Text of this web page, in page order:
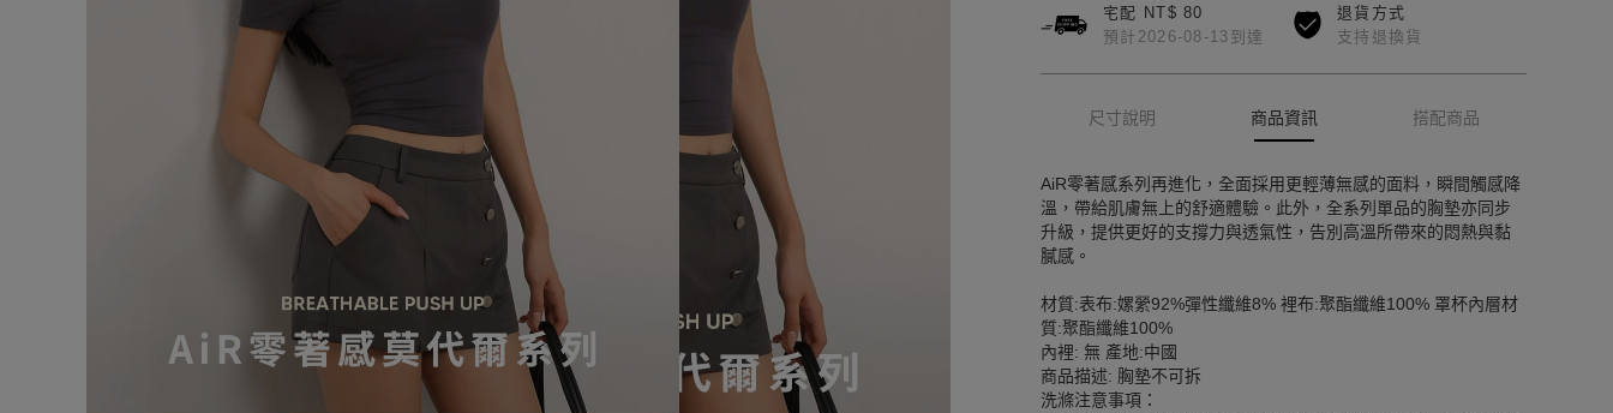
宅配 NT$ 80
預計2026-08-13到達
退貨方式
支持退換貨
尺寸說明 商品資訊 搭配商品
AiR零著感系列再進化，全面採用更輕薄無感的面料，瞬間觸感降
溫，帶給肌膚無上的舒適體驗。此外，全系列單品的胸墊亦同步
升級，提供更好的支撐力與透氣性，告別高溫所帶來的悶熱與黏
膩感。
材質:表布:嫘縈92%彈性纖維8% 裡布:聚酯纖維100% 罩杯內層材
質:聚酯纖維100%
內裡: 無 產地:中國
商品描述: 胸墊不可拆
洗滌注意事項：